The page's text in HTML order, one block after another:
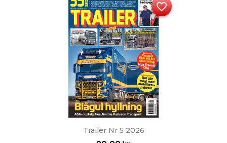
Trailer Nr 5 2026
favorite_border